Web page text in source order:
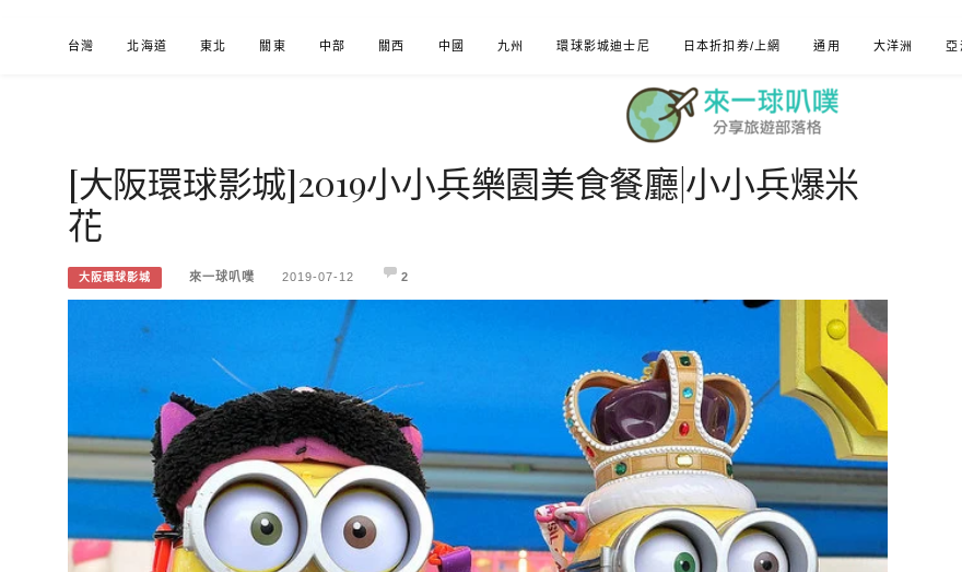
台灣 北海道 東北 關東 中部 關西 中國 九州 環球影城迪士尼 日本折扣券/上網 通用 大洋洲 亞
來一球叭噗
分享日本自助部落格
[大阪環球影城]2019小小兵樂園美食餐廳|小小兵爆米
花
大阪環球影城 來一球叭噗 2019-07-12 2